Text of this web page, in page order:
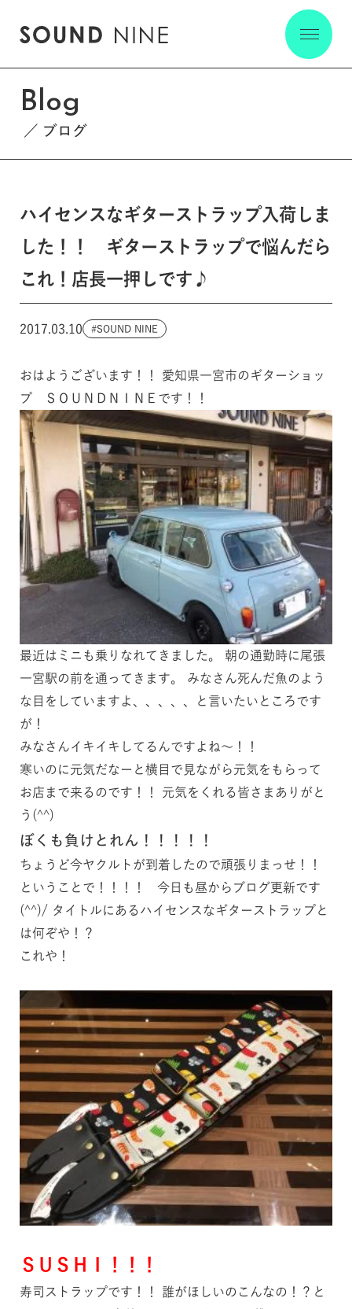
Blog
ブログ
ハイセンスなギターストラップ入荷しま
した！！ ギターストラップで悩んだら
これ！店長一押しです♪
2017.03.10 SOUND NINE
おはようございます！！ 愛知県一宮市のギターショッ
プ ＳＯＵＮＤＮＩＮＥです！！
最近はミニも乗りなれてきました。 朝の通勤時に尾張
一宮駅の前を通ってきます。 みなさん死んだ魚のよう
な目をしていますよ、、、、、と言いたいところです
が！
みなさんイキイキしてるんですよね～！！
寒いのに元気だなーと横目で見ながら元気をもらって
お店まで来るのです！！ 元気をくれる皆さまありがと
う(^^)
ぼくも負けとれん！！！！！
ちょうど今ヤクルトが到着したので頑張りまっせ！！
ということで！！！！ 今日も昼からブログ更新です
(^^)/ タイトルにあるハイセンスなギターストラップと
は何ぞや！？
これや！
ＳＵＳＨＩ！！！
寿司ストラップです！！ 誰がほしいのこんなの！？と